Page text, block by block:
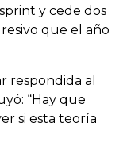
y cede dos
que el año
respondida al
“Hay que
si esta teoría